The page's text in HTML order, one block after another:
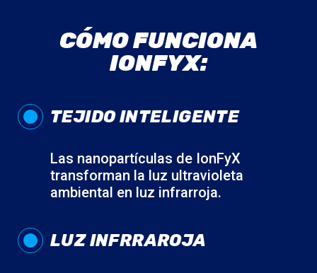
CÓMO FUNCIONA
IONFYX:
TEJIDO INTELIGENTE
Las nanopartículas de IonFyX
transforman la luz ultravioleta
ambiental en luz infrarroja.
LUZ INFRRAROJA